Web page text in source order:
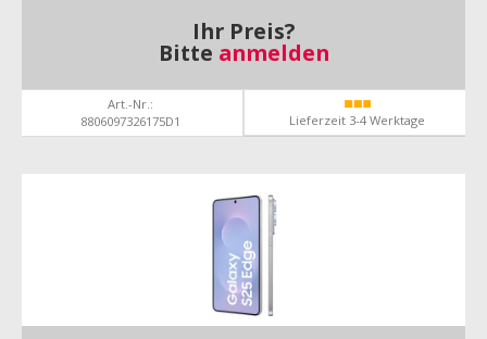
Ihr Preis?
Bitte anmelden
Art.-Nr.:
8806097326175D1
Lieferzeit 3-4 Werktage